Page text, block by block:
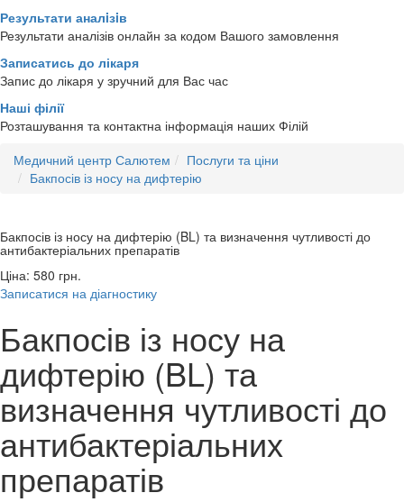
Результати аналiзiв
Результати аналізів онлайн за кодом Вашого замовлення
Записатись до лікаря
Запис до лікаря у зручний для Вас час
Наші філії
Розташування та контактна інформація наших Філій
Медичний центр Салютем
Послуги та ціни
Бакпосів із носу на дифтерію
Бакпосів із носу на дифтерію (BL) та визначення чутливості до
антибактеріальних препаратів
Ціна: 580 грн.
Записатися на діагностику
Бакпосів із носу на
дифтерію (BL) та
визначення чутливості до
антибактеріальних
препаратів